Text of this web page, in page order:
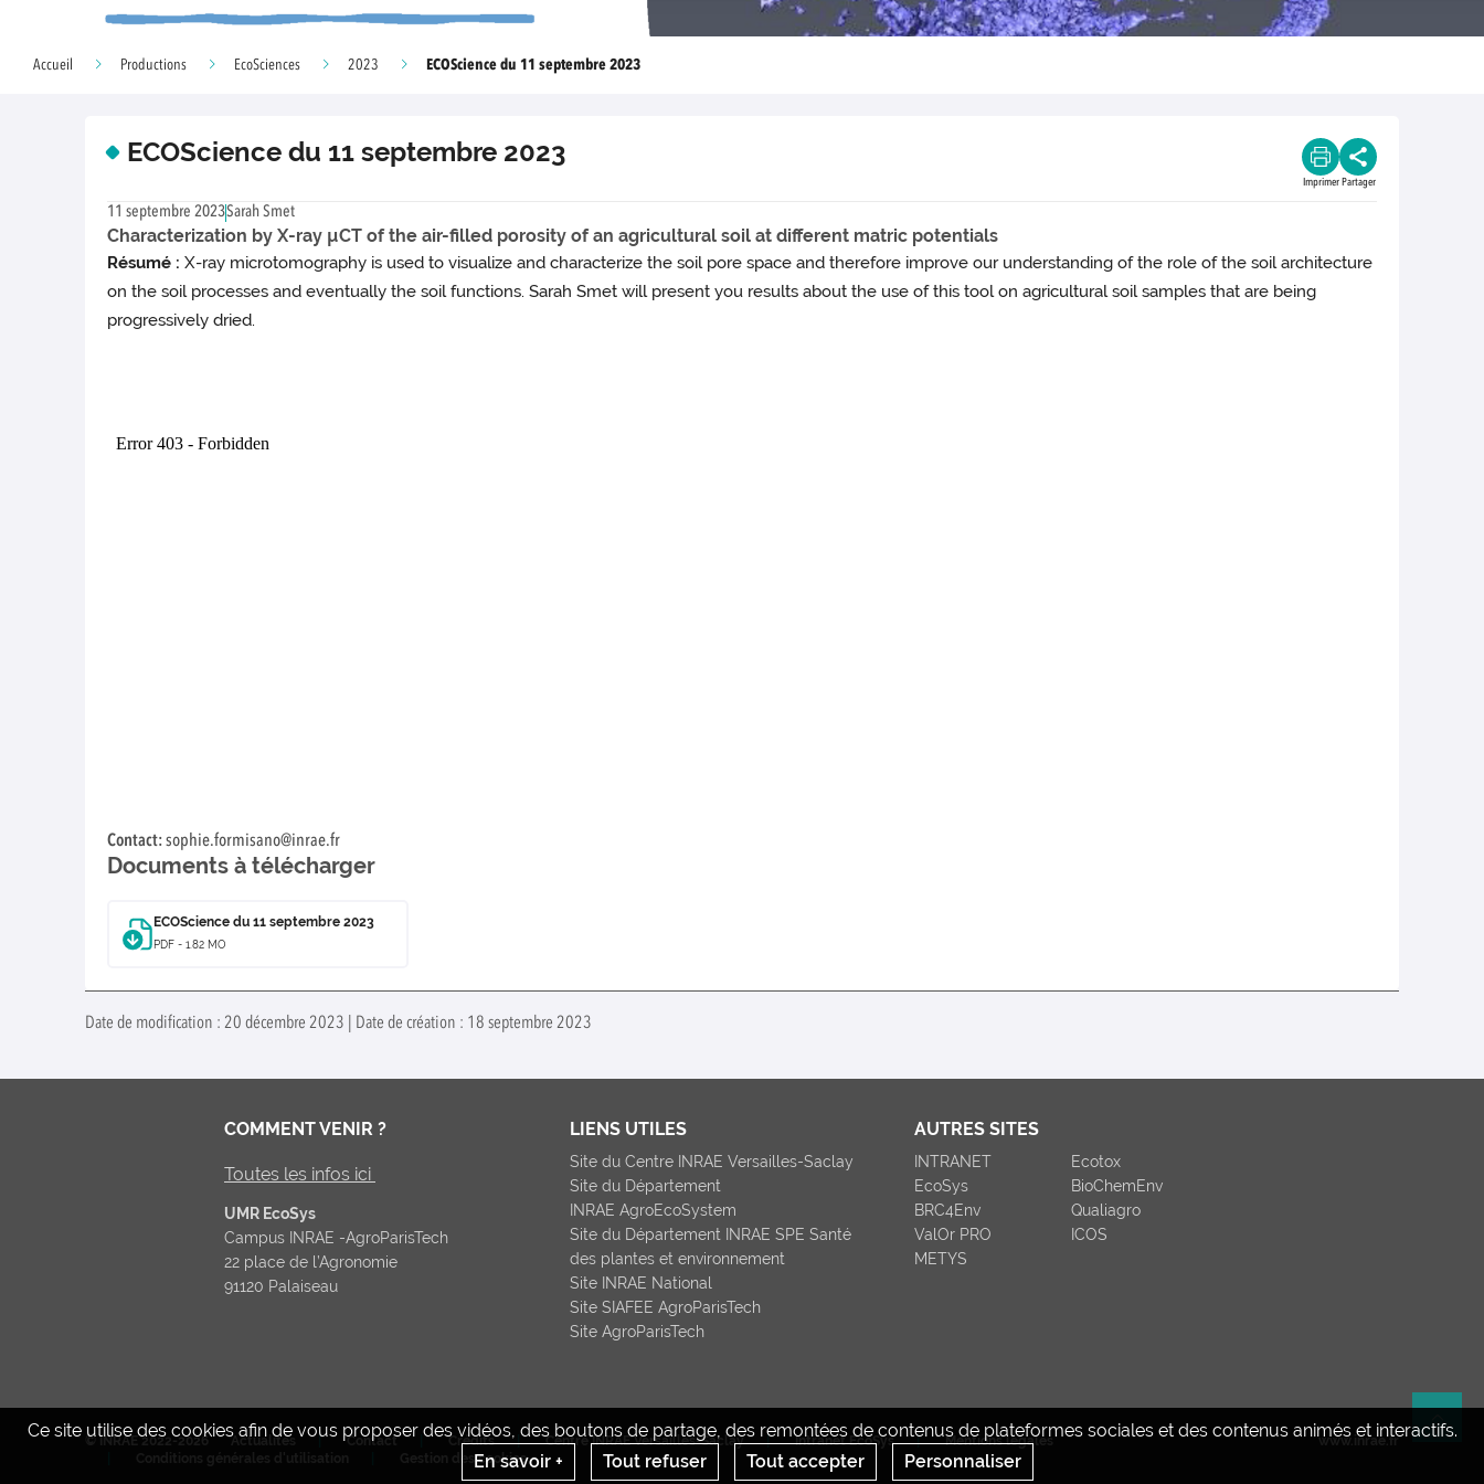
Accueil Productions EcoSciences 2023 ECOScience du 11 septembre 2023
ECOScience du 11 septembre 2023
Imprimer Partager
11 septembre 2023Sarah Smet
Characterization by X-ray µCT of the air-filled porosity of an agricultural soil at different matric potentials
Résumé : X-ray microtomography is used to visualize and characterize the soil pore space and therefore improve our understanding of the role of the soil architecture
on the soil processes and eventually the soil functions. Sarah Smet will present you results about the use of this tool on agricultural soil samples that are being
progressively dried.
Contact:sophie.formisano@inrae.fr
Documents à télécharger
ECOScience du 11 septembre 2023
PDF - 1.82 MO
Date de modification : 20 décembre 2023 | Date de création : 18 septembre 2023
Ce site utilise des cookies afin de vous proposer des vidéos, des boutons de partage, des remontées de contenus de plateformes sociales et des contenus animés et interactifs.
En savoir +
Tout refuser Tout accepter Personnaliser
COMMENT VENIR ?
Toutes les infos ici
UMR EcoSys
Campus INRAE -AgroParisTech
22 place de l’Agronomie
91120 Palaiseau
LIENS UTILES
Site du Centre INRAE Versailles-Saclay
Site du Département
INRAE AgroEcoSystem
Site du Département INRAE SPE Santé
des plantes et environnement
Site INRAE National
Site SIAFEE AgroParisTech
Site AgroParisTech
AUTRES SITES
INTRANET
EcoSys
BRC4Env
ValOr PRO
METYS
Ecotox
BioChemEnv
Qualiagro
ICOS
© INRAE 2022-2026 Actualités Contact Crédits Centre INRAE Versailles-Saclay Intranet EcoSys
Mentions legales
Gestion des cookies
www.inrae.fr